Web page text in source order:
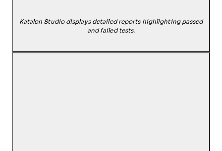
Katalon Studio displays detailed reports highlighting passed
and failed tests.